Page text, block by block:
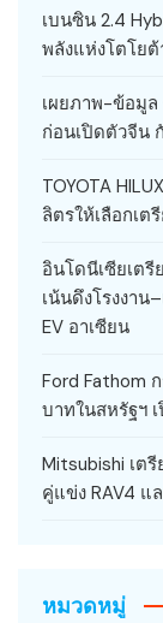
เบนซิน 2.4
พลังแห่งโตโยต้
เผยภาพ-ข้อมูล
ก่อนเปิดตัวจีน
TOYOTA
ลิตรให้เลือกเต
อินโดนีเซียเต
เน้นดึงโรงงา
EV อาเซียน
Ford Fathom
บาทในสหรัฐฯ
Mitsubishi เต
คู่แข่ง RAV4 แ
หมวดหมู่